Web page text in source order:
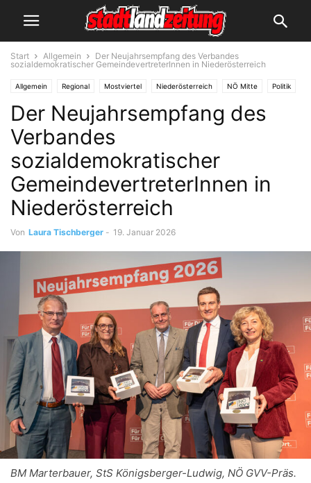
Start Allgemein
Der Neujahrsempfang des Verbandes
sozialdemokratischer GemeindevertreterInnen in Niederösterreich
Allgemein Regional Mostviertel Niederösterreich NÖ Mitte Politik
Der Neujahrsempfang des
Verbandes
sozialdemokratischer
GemeindevertreterInnen in
Niederösterreich
Von Laura Tischberger - 19. Januar 2026
BM Marterbauer, StS Königsberger-Ludwig, NÖ GVV-Präs.